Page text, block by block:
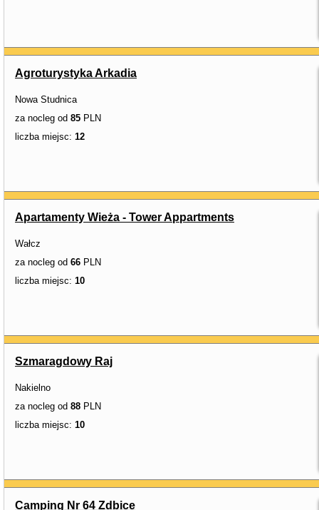
Agroturystyka Arkadia
Nowa Studnica
za nocleg od 85 PLN
liczba miejsc: 12
Apartamenty Wieża - Tower Appartments
Wałcz
za nocleg od 66 PLN
liczba miejsc: 10
Szmaragdowy Raj
Nakielno
za nocleg od 88 PLN
liczba miejsc: 10
Camping Nr 64 Zdbice